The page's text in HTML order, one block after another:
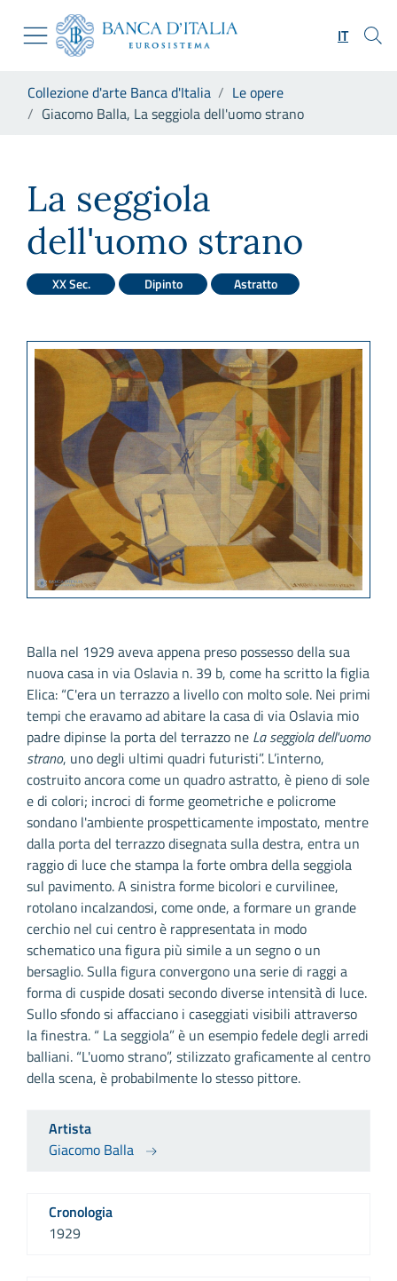
Skip to Main Content
Vai al sito istituzionale
Vai al menu di navigazione
Vai alla ricerca
Vai al footer
IT
Collezione d'arte Banca d'Italia
Le opere
Giacomo Balla, La seggiola dell'uomo strano
La seggiola
dell'uomo strano
XX Sec. Dipinto Astratto
Balla nel 1929 aveva appena preso possesso della sua
nuova casa in via Oslavia n. 39 b, come ha scritto la figlia
Elica: “C'era un terrazzo a livello con molto sole. Nei primi
tempi che eravamo ad abitare la casa di via Oslavia mio
padre dipinse la porta del terrazzo ne La seggiola dell'uomo
strano, uno degli ultimi quadri futuristi”. L’interno,
costruito ancora come un quadro astratto, è pieno di sole
e di colori; incroci di forme geometriche e policrome
sondano l'ambiente prospetticamente impostato, mentre
dalla porta del terrazzo disegnata sulla destra, entra un
raggio di luce che stampa la forte ombra della seggiola
sul pavimento. A sinistra forme bicolori e curvilinee,
rotolano incalzandosi, come onde, a formare un grande
cerchio nel cui centro è rappresentata in modo
schematico una figura più simile a un segno o un
bersaglio. Sulla figura convergono una serie di raggi a
forma di cuspide dosati secondo diverse intensità di luce.
Sullo sfondo si affacciano i caseggiati visibili attraverso
la finestra. “ La seggiola” è un esempio fedele degli arredi
balliani. “L'uomo strano”, stilizzato graficamente al centro
della scena, è probabilmente lo stesso pittore.
Artista
Giacomo Balla
Cronologia
1929